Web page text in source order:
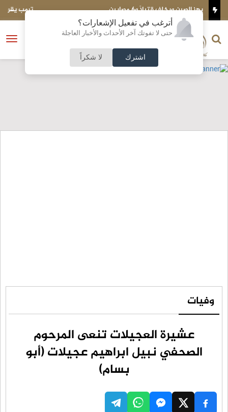
أترغب في تفعيل الإشعارات؟
حتى لا تفوتك آخر الأحداث والأخبار العاجلة
اشترك لا شكراً
ترمب يقرر إنفاق أموال ضخمة في انتخابات التجديد النصفي
فتح
الناشر و رئيس التحرير
النسخة الكاملة
وفيات
عشيرة العجيلات تنعى المرحوم
الصحفي نبيل ابراهيم عجيلات (أبو
بسام)